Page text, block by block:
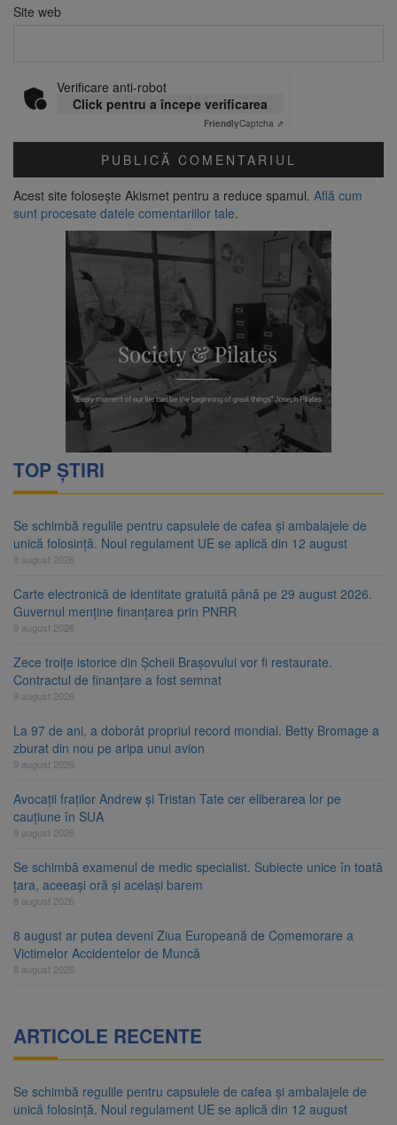
Site web
Verificare anti-robot
Click pentru a începe verificarea
FriendlyCaptcha ⇗
Acest site folosește Akismet pentru a reduce spamul. Află cum
sunt procesate datele comentariilor tale.
TOP ȘTIRI
Se schimbă regulile pentru capsulele de cafea și ambalajele de
unică folosință. Noul regulament UE se aplică din 12 august
9 august 2026
Carte electronică de identitate gratuită până pe 29 august 2026.
Guvernul menține finanțarea prin PNRR
9 august 2026
Zece troițe istorice din Șcheii Brașovului vor fi restaurate.
Contractul de finanțare a fost semnat
9 august 2026
La 97 de ani, a doborât propriul record mondial. Betty Bromage a
zburat din nou pe aripa unui avion
9 august 2026
Avocații fraților Andrew și Tristan Tate cer eliberarea lor pe
cauțiune în SUA
9 august 2026
Se schimbă examenul de medic specialist. Subiecte unice în toată
țara, aceeași oră și același barem
8 august 2026
8 august ar putea deveni Ziua Europeană de Comemorare a
Victimelor Accidentelor de Muncă
8 august 2026
ARTICOLE RECENTE
Se schimbă regulile pentru capsulele de cafea și ambalajele de
unică folosință. Noul regulament UE se aplică din 12 august